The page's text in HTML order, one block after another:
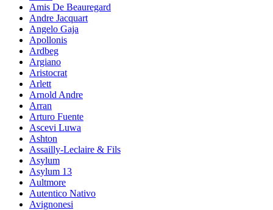
Amis De Beauregard
Andre Jacquart
Angelo Gaja
Apollonis
Ardbeg
Argiano
Aristocrat
Arlett
Arnold Andre
Arran
Arturo Fuente
Ascevi Luwa
Ashton
Assailly-Leclaire & Fils
Asylum
Asylum 13
Aultmore
Autentico Nativo
Avignonesi